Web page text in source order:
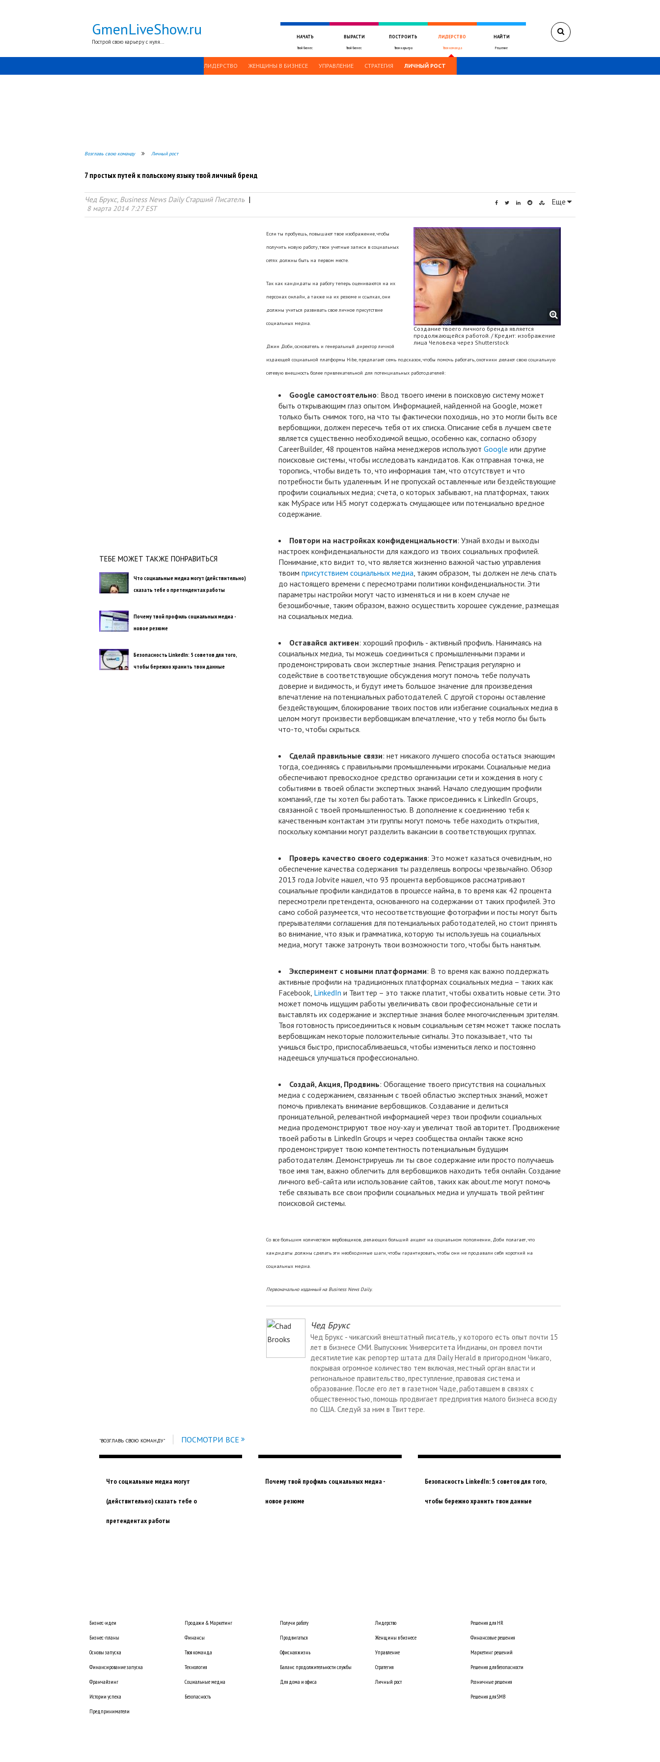
GmenLiveShow.ru
Построй свою карьеру с нуля...
НАЧАТЬ
Твой бизнес
ВЫРАСТИ
Твой бизнес
ПОСТРОИТЬ
Твоя карьера
ЛИДЕРСТВО
Твоя команда
НАЙТИ
Решение
ЛИДЕРСТВО ЖЕНЩИНЫ В БИЗНЕСЕ УПРАВЛЕНИЕ СТРАТЕГИЯ ЛИЧНЫЙ РОСТ
Возглавь свою команду Личный рост
7 простых путей к польскому языку твой личный бренд
Чед Брукс, Business News Daily Старший Писатель
8 марта 2014 7:27 EST
Еще
Создание твоего личного бренда является
продолжающейся работой. / Кредит: изображение
лица Человека через Shutterstock
Если ты пробуешь, повышают твое изображение, чтобы
получить новую работу, твои учетные записи в социальных
сетях должны быть на первом месте.
Так как кандидаты на работу теперь оцениваются на их
персонах онлайн, а также на их резюме и ссылках, они
должны учиться развивать свое личное присутствие
социальных медиа.
Джин Доби, основатель и генеральный директор личной
издающей социальной платформы Hibe, предлагает семь подсказок, чтобы помочь работать, охотники делают свою социальную
сетевую внешность более привлекательной для потенциальных работодателей:
Google самостоятельно: Ввод твоего имени в поисковую систему может
быть открывающим глаз опытом. Информацией, найденной на Google, может
только быть снимок того, на что ты фактически походишь, но это могли быть все
вербовщики, должен пересечь тебя от их списка. Описание себя в лучшем свете
является существенно необходимой вещью, особенно как, согласно обзору
CareerBuilder, 48 процентов найма менеджеров используют Google или другие
поисковые системы, чтобы исследовать кандидатов. Как отправная точка, не
торопись, чтобы видеть то, что информация там, что отсутствует и что
потребности быть удаленным. И не пропускай оставленные или бездействующие
профили социальных медиа; счета, о которых забывают, на платформах, таких
как MySpace или Hi5 могут содержать смущающее или потенциально вредное
содержание.
Повтори на настройках конфиденциальности: Узнай входы и выходы
настроек конфиденциальности для каждого из твоих социальных профилей.
Понимание, кто видит то, что является жизненно важной частью управления
твоим присутствием социальных медиа, таким образом, ты должен не лечь спать
до настоящего времени с пересмотрами политики конфиденциальности. Эти
параметры настройки могут часто изменяться и ни в коем случае не
безошибочные, таким образом, важно осуществить хорошее суждение, размещая
на социальных медиа.
Оставайся активен: хороший профиль - активный профиль. Нанимаясь на
социальных медиа, ты можешь соединиться с промышленными пэрами и
продемонстрировать свои экспертные знания. Регистрация регулярно и
содействие в соответствующие обсуждения могут помочь тебе получать
доверие и видимость, и будут иметь большое значение для произведения
впечатление на потенциальных работодателей. С другой стороны оставление
бездействующим, блокирование твоих постов или избегание социальных медиа в
целом могут произвести вербовщикам впечатление, что у тебя могло бы быть
что-то, чтобы скрыться.
Сделай правильные связи: нет никакого лучшего способа остаться знающим
тогда, соединяясь с правильными промышленными игроками. Социальные медиа
обеспечивают превосходное средство организации сети и хождения в ногу с
событиями в твоей области экспертных знаний. Начало следующим профили
компаний, где ты хотел бы работать. Также присоединись к LinkedIn Groups,
связанной с твоей промышленностью. В дополнение к соединению тебя к
качественным контактам эти группы могут помочь тебе находить открытия,
поскольку компании могут разделить вакансии в соответствующих группах.
Проверь качество своего содержания: Это может казаться очевидным, но
обеспечение качества содержания ты разделяешь вопросы чрезвычайно. Обзор
2013 года Jobvite нашел, что 93 процента вербовщиков рассматривают
социальные профили кандидатов в процессе найма, в то время как 42 процента
пересмотрели претендента, основанного на содержании от таких профилей. Это
само собой разумеется, что несоответствующие фотографии и посты могут быть
прерывателями соглашения для потенциальных работодателей, но стоит принять
во внимание, что язык и грамматика, которую ты используешь на социальных
медиа, могут также затронуть твои возможности того, чтобы быть нанятым.
Эксперимент с новыми платформами: В то время как важно поддержать
активные профили на традиционных платформах социальных медиа – таких как
Facebook, LinkedIn и Твиттер – это также платит, чтобы охватить новые сети. Это
может помочь ищущим работы увеличивать свои профессиональные сети и
выставлять их содержание и экспертные знания более многочисленным зрителям.
Твоя готовность присоединиться к новым социальным сетям может также послать
вербовщикам некоторые положительные сигналы. Это показывает, что ты
учишься быстро, приспосабливаешься, чтобы измениться легко и постоянно
надеешься улучшаться профессионально.
Создай, Акция, Продвинь: Обогащение твоего присутствия на социальных
медиа с содержанием, связанным с твоей областью экспертных знаний, может
помочь привлекать внимание вербовщиков. Создавание и делиться
проницательной, релевантной информацией через твои профили социальных
медиа продемонстрируют твое ноу-хау и увеличат твой авторитет. Продвижение
твоей работы в LinkedIn Groups и через сообщества онлайн также ясно
продемонстрирует твою компетентность потенциальным будущим
работодателям. Демонстрируешь ли ты свое содержание или просто получаешь
твое имя там, важно облегчить для вербовщиков находить тебя онлайн. Создание
личного веб-сайта или использование сайтов, таких как about.me могут помочь
тебе связывать все свои профили социальных медиа и улучшать твой рейтинг
поисковой системы.
Со все большим количеством вербовщиков, делающих больший акцент на социальном пополнении, Доби полагает, что
кандидаты должны сделать эти необходимые шаги, чтобы гарантировать, чтобы они не продавали себя короткий на
социальных медиа.
Первоначально изданный на Business News Daily.
Чед Брукс
Чед Брукс - чикагский внештатный писатель, у которого есть опыт почти 15
лет в бизнесе СМИ. Выпускник Университета Индианы, он провел почти
десятилетие как репортер штата для Daily Herald в пригородном Чикаго,
покрывая огромное количество тем включая, местный орган власти и
региональное правительство, преступление, правовая система и
образование. После его лет в газетном Чаде, работавшем в связях с
общественностью, помощь продвигает предприятия малого бизнеса всюду
по США. Следуй за ним в Твиттере.
ТЕБЕ МОЖЕТ ТАКЖЕ ПОНРАВИТЬСЯ
Что социальные медиа могут (действительно)
сказать тебе о претендентах работы
Почему твой профиль социальных медиа -
новое резюме
Безопасность LinkedIn: 5 советов для того,
чтобы бережно хранить твои данные
"ВОЗГЛАВЬ СВОЮ КОМАНДУ" ПОСМОТРИ ВСЕ
Что социальные медиа могут
(действительно) сказать тебе о
претендентах работы
Почему твой профиль социальных медиа -
новое резюме
Безопасность LinkedIn: 5 советов для того,
чтобы бережно хранить твои данные
Бизнес-идеи
Бизнес-планы
Основы запуска
Финансирование запуска
Франчайзинг
Истории успеха
Предприниматели
Продажи & Маркетинг
Финансы
Твоя команда
Технология
Социальные медиа
Безопасность
Получи работу
Продвигаться
Офисная жизнь
Баланс продолжительности службы
Для дома и офиса
Лидерство
Женщины в бизнесе
Управление
Стратегия
Личный рост
Решения для HR
Финансовые решения
Маркетинг решений
Решения для безопасности
Розничные решения
Решения для SMB